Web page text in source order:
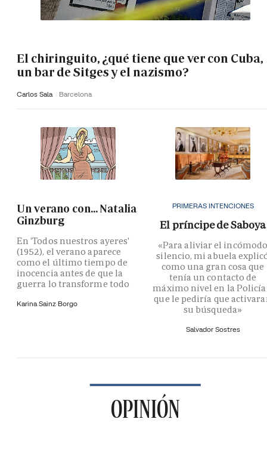
El chiringuito, ¿qué tiene que ver con Cuba,
un bar de Sitges y el nazismo?
Carlos Sala Barcelona
Un verano con... Natalia
Ginzburg
En 'Todos nuestros ayeres'
(1952), el verano aparece
como el último tiempo de
inocencia antes de que la
guerra lo transforme todo
Karina Sainz Borgo
PRIMERAS INTENCIONES
El príncipe de Saboya
«Para aliviar el incómodo
silencio, mi abuela
como una gran cosa que
tenía un contacto de
máximo nivel en la
que le pediría que
su búsqueda»
Salvador Sostres
OPINIÓN